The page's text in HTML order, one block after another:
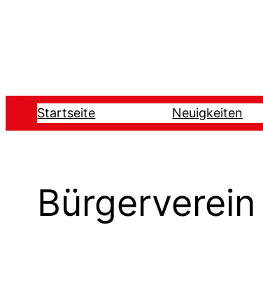
Startseite Neuigkeiten
Bürgerverein